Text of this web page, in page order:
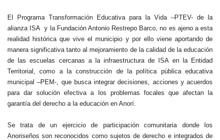
El Programa Transformación Educativa para la Vida –PTEV- de la
alianza ISA y la Fundación Antonio Restrepo Barco, no es ajeno a esta
realidad histórica que vive el municipio y por ello viene aportando de
manera significativa tanto al mejoramiento de la calidad de la educación
de las escuelas cercanas a la infraestructura de ISA en la Entidad
Territorial, como a la construcción de la política pública educativa
municipal –PEM-, que busca integrar decisiones, acciones y acuerdos
para dar solución efectiva a los problemas focales que afectan la
garantía del derecho a la educación en Anorí.
Se trata de un ejercicio de participación comunitaria donde los
Anoriseños son reconocidos como sujetos de derecho e integrados de